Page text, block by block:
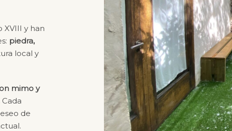
XVIII y han
piedra,
local y
mimo y
Cada
de